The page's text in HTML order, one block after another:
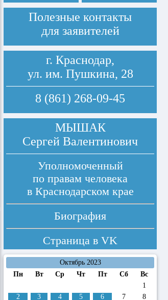
Полезные контакты
для заявителей
г. Краснодар,
ул. им. Пушкина, 28
8 (861) 268-09-45
МЫШАК
Сергей Валентинович
Уполномоченный
по правам человека
в Краснодарском крае
Биография
Страница в VK
Октябрь 2023
Пн
Вт Ср Чт Пт Сб
Вс
1
2
3 4 5 6 7 8